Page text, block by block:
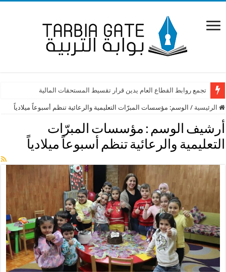
تجمع روابط القطاع العام يدين قرار تقسيط المستحقات المالية
الرئيسية / الوسم: مؤسسات المبرّات التعليمية والرعائية تنظم أسبوعاً ميلادياً
أرشيف الوسم : مؤسسات المبرّات
التعليمية والرعائية تنظم أسبوعاً ميلادياً